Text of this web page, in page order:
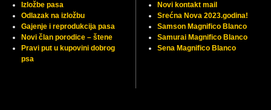
Izložbe pasa
Odlazak na izložbu
Gajenje i reprodukcija pasa
Novi član porodice – štene
Pravi put u kupovini dobrog
psa
Novi kontakt mail
Srećna Nova 2023.godina!
Samson Magnifico Blanco
Samurai Magnifico Blanco
Sena Magnifico Blanco